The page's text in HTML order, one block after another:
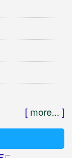
[ more... ]